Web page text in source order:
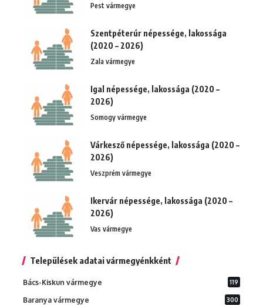
Pest vármegye
Szentpéterúr népessége, lakossága
(2020 – 2026)
Zala vármegye
Igal népessége, lakossága (2020 –
2026)
Somogy vármegye
Várkesző népessége, lakossága (2020 –
2026)
Veszprém vármegye
Ikervár népessége, lakossága (2020 –
2026)
Vas vármegye
Települések adatai vármegyénkként
Bács-Kiskun vármegye 119
Baranya vármegye 300